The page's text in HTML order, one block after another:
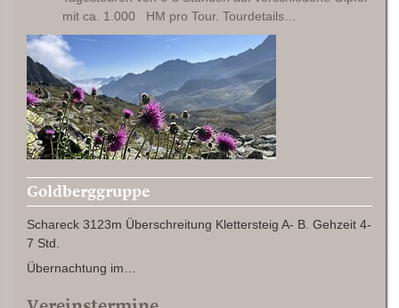
mit ca. 1.000 HM pro Tour. Tourdetails…
Goldberggruppe
Schareck 3123m Überschreitung Klettersteig A- B. Gehzeit 4-
7 Std.
Übernachtung im…